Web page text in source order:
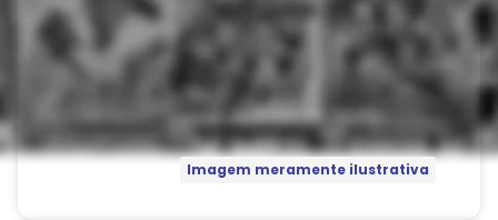
Imagem meramente ilustrativa